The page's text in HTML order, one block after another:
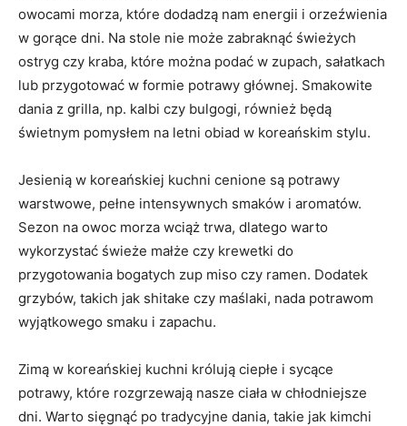
owocami ⁣morza, które dodadzą nam energii i ​orzeźwienia
w gorące ‍dni. Na ⁣stole nie może zabraknąć świeżych
ostryg czy kraba, które ‌można podać w zupach, sałatkach
lub ‌przygotować ⁤w formie potrawy głównej. Smakowite
‌dania z grilla, np. kalbi czy⁤ bulgogi, również⁢ będą
świetnym pomysłem na letni⁤ obiad w koreańskim stylu.
Jesienią w koreańskiej ⁢kuchni cenione są potrawy
warstwowe, pełne intensywnych smaków i ‌aromatów.
Sezon na ‍owoc morza wciąż trwa,⁤ dlatego ⁢warto
wykorzystać świeże małże⁤ czy ​krewetki ​do
przygotowania⁤ bogatych zup miso czy ramen. ‍Dodatek
grzybów, ‍takich‌ jak shitake czy‍ maślaki,​ nada potrawom
‌wyjątkowego ⁣smaku i ​zapachu.
Zimą ‌w ‍koreańskiej kuchni królują ciepłe i sycące
potrawy, które rozgrzewają nasze ciała w​ chłodniejsze
dni. Warto sięgnąć po tradycyjne ‍dania, ⁤takie jak ⁢kimchi